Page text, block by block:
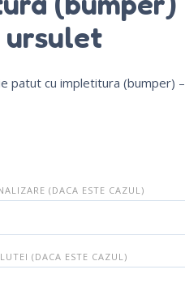
ursulet
patut cu impletitura (bumper) –
(DACA ESTE CAZUL)
(DACA ESTE CAZUL)